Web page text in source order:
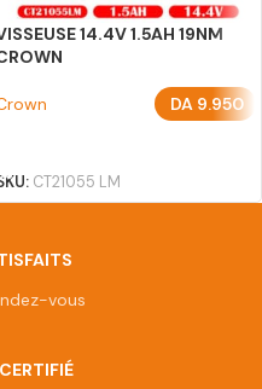
14.4V 1.5AH 19NM
DA 9.950
CT21055 LM
vous